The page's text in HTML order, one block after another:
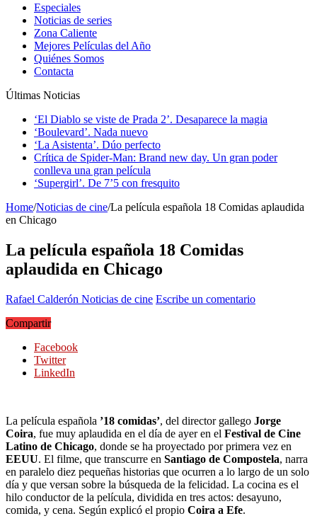
Especiales
Noticias de series
Zona Caliente
Mejores Películas del Año
Quiénes Somos
Contacta
Últimas Noticias
‘El Diablo se viste de Prada 2’. Desaparece la magia
‘Boulevard’. Nada nuevo
‘La Asistenta’. Dúo perfecto
Crítica de Spider-Man: Brand new day. Un gran poder
conlleva una gran película
‘Supergirl’. De 7’5 con fresquito
Home/Noticias de cine/La película española 18 Comidas aplaudida
en Chicago
La película española 18 Comidas
aplaudida en Chicago
Rafael Calderón Noticias de cine Escribe un comentario
Compartir
Facebook
Twitter
LinkedIn
La película española ’18 comidas’, del director gallego Jorge
Coira, fue muy aplaudida en el día de ayer en el Festival de Cine
Latino de Chicago, donde se ha proyectado por primera vez en
EEUU. El filme, que transcurre en Santiago de Compostela, narra
en paralelo diez pequeñas historias que ocurren a lo largo de un solo
día y que versan sobre la búsqueda de la felicidad. La cocina es el
hilo conductor de la película, dividida en tres actos: desayuno,
comida, y cena. Según explicó el propio Coira a Efe.